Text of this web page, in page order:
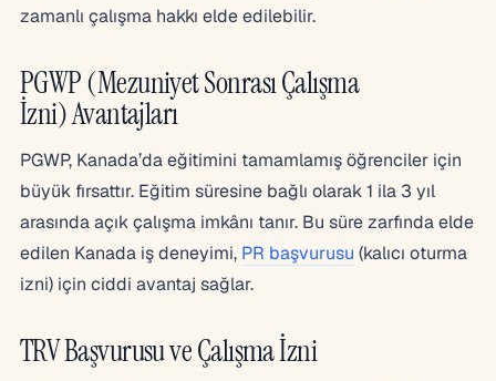
zamanlı çalışma hakkı elde edilebilir.
PGWP (Mezuniyet Sonrası Çalışma
İzni) Avantajları
PGWP, Kanada’da eğitimini tamamlamış öğrenciler için
büyük fırsattır. Eğitim süresine bağlı olarak 1 ila 3 yıl
arasında açık çalışma imkânı tanır. Bu süre zarfında elde
edilen Kanada iş deneyimi, PR başvurusu (kalıcı oturma
izni) için ciddi avantaj sağlar.
TRV Başvurusu ve Çalışma İzni